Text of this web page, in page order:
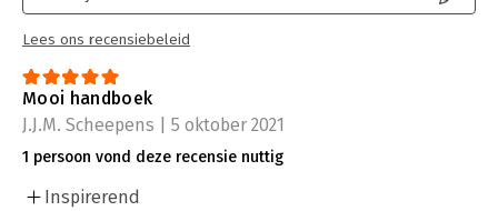
Lees ons recensiebeleid
Mooi handboek
J.J.M. Scheepens | 5 oktober 2021
1 persoon vond deze recensie nuttig
Inspirerend